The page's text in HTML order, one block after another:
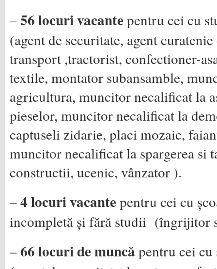
–56 locuri vacantepentru cei cu
(agent de securitate, agent
transport ,tractorist, confectioner-
textile, montator subansamble,
agricultura, muncitor necalificat la
pieselor, muncitor necalificat la
captuseli zidarie, placi mozaic,
muncitor necalificat la spargerea si
constructii, ucenic, vânzator ).
–4 locuri vacantepentru cei cu
incompletă și fără studii (îngrijitor
–66 locuri de muncă pentru cei cu